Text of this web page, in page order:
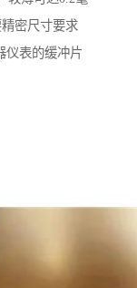
密尺寸要求
仪表的缓冲片